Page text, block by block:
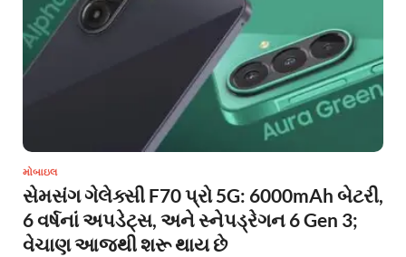
મોબાઇલ
સેમસંગ ગેલેક્સી F70 પ્રો 5G: 6000mAh બેટરી,
6 વર્ષનાં અપડેટ્સ, અને સ્નેપડ્રેગન 6 Gen 3;
વેચાણ આજથી શરૂ થાય છે